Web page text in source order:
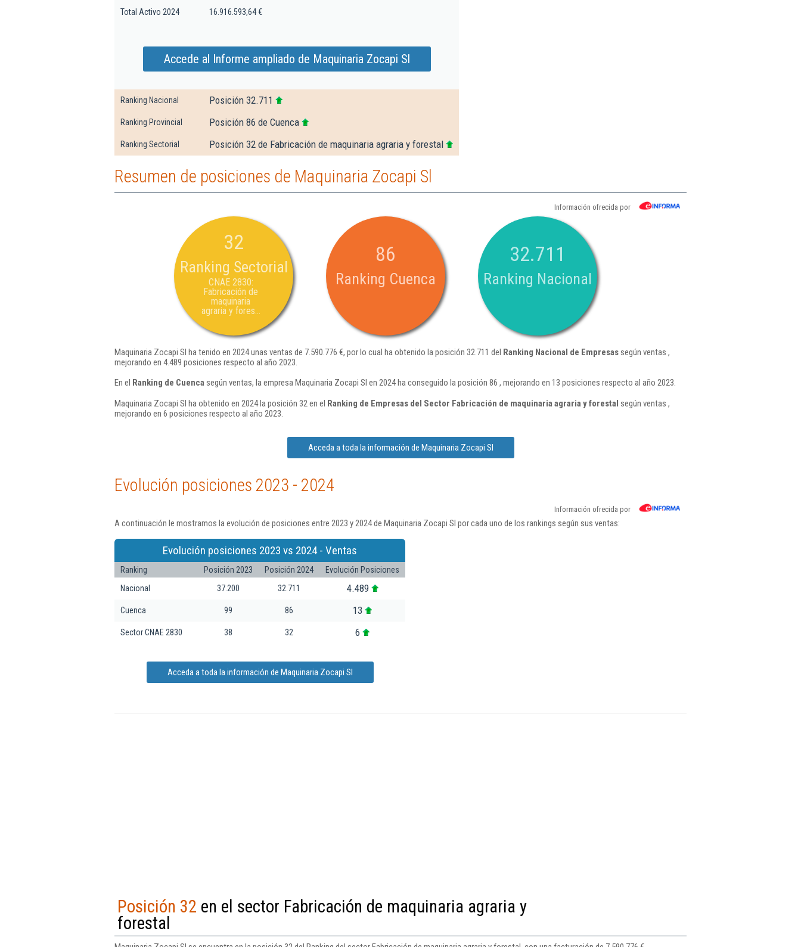
Total Activo 2024 16.916.593,64 €
Accede al Informe ampliado de Maquinaria Zocapi Sl
Ranking Nacional Posición 32.711
Ranking Provincial Posición 86 de Cuenca
Ranking Sectorial Posición 32 de Fabricación de maquinaria agraria y forestal
Resumen de posiciones de Maquinaria Zocapi Sl
Información ofrecida por
32
Ranking Sectorial
CNAE 2830:
Fabricación de
maquinaria
agraria y fores...
86
Ranking Cuenca
32.711
Ranking Nacional
Maquinaria Zocapi Sl ha tenido en 2024 unas ventas de 7.590.776 €, por lo cual ha obtenido la posición 32.711 del Ranking Nacional de Empresassegún ventas ,
mejorando en 4.489 posiciones respecto al año 2023.
En el Ranking de Cuencasegún ventas, la empresa Maquinaria Zocapi Sl en 2024 ha conseguido la posición 86 , mejorando en 13 posiciones respecto al año 2023.
Maquinaria Zocapi Sl ha obtenido en 2024 la posición 32 en el Ranking de Empresas del Sector Fabricación de maquinaria agraria y forestal según ventas ,
mejorando en 6 posiciones respecto al año 2023.
Acceda a toda la información de Maquinaria Zocapi Sl
Evolución posiciones 2023 - 2024
Información ofrecida por
A continuación le mostramos la evolución de posiciones entre 2023 y 2024 de Maquinaria Zocapi Sl por cada uno de los rankings según sus ventas:
Evolución posiciones 2023 vs 2024 - Ventas
Ranking Posición 2023 Posición 2024
Evolución Posiciones
Nacional
37.200 32.711 4.489
Cuenca 99 86 13
Sector CNAE 2830 38 32 6
Acceda a toda la información de Maquinaria Zocapi Sl
Posición 32 en el sector Fabricación de maquinaria agraria y
forestal